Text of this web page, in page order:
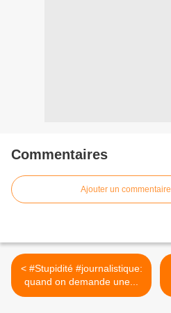
Commentaires
Ajouter un commentaire
< #Stupidité #journalistique:
quand on demande une...